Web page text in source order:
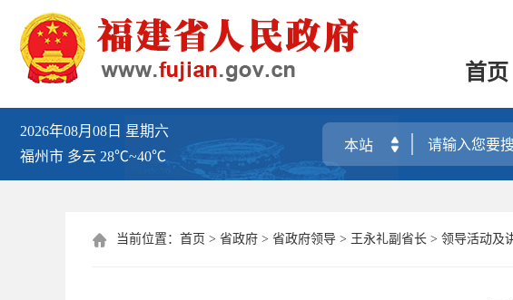
首页
2026年08月08日 星期六
福州市 多云 28℃~40℃
 当前位置： 首页 > 省政府 > 省政府领导 > 王永礼副省长 > 领导活动及